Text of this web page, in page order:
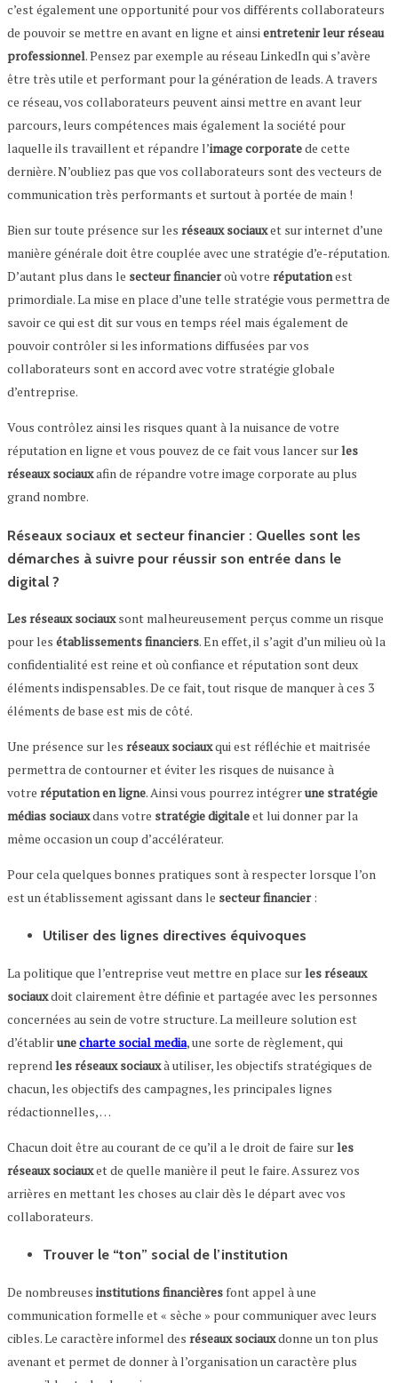
c’est également une opportunité pour vos différents collaborateurs
de pouvoir se mettre en avant en ligne et ainsientretenir leur réseau
professionnel. Pensez par exemple au réseau LinkedIn qui s’avère
être très utile et performant pour la génération de leads. A travers
ce réseau, vos collaborateurs peuvent ainsi mettre en avant leur
parcours, leurs compétences mais également la société pour
laquelle ils travaillent et répandre l’image corporatede cette
dernière. N’oubliez pas que vos collaborateurs sont des vecteurs de
communication très performants et surtout à portée de main !
Bien sur toute présence sur les réseaux sociauxet sur internet d’une
manière générale doit être couplée avec une stratégie d’e-réputation.
D’autant plus dans le secteur financieroù votre réputationest
primordiale. La mise en place d’une telle stratégie vous permettra de
savoir ce qui est dit sur vous en temps réel mais également de
pouvoir contrôler si les informations diffusées par vos
collaborateurs sont en accord avec votre stratégie globale
d’entreprise.
Vous contrôlez ainsi les risques quant à la nuisance de votre
réputation en ligne et vous pouvez de ce fait vous lancer surles
réseaux sociauxafin de répandre votre image corporate au plus
grand nombre.
Réseaux sociaux et secteur financier : Quelles sont les
démarches à suivre pour réussir son entrée dans le
digital ?
Les réseaux sociauxsont malheureusement perçus comme un risque
pour les établissements financiers. En effet, il s’agit d’un milieu où la
confidentialité est reine et où confiance et réputation sont deux
éléments indispensables. De ce fait, tout risque de manquer à ces 3
éléments de base est mis de côté.
Une présence sur les réseaux sociauxqui est réfléchie et maitrisée
permettra de contourner et éviter les risques de nuisance à
votre réputation en ligne. Ainsi vous pourrez intégrerune stratégie
médias sociauxdans votre stratégie digitaleet lui donner par la
même occasion un coup d’accélérateur.
Pour cela quelques bonnes pratiques sont à respecter lorsque l’on
est un établissement agissant dans le secteur financier:
Utiliser des lignes directives équivoques
La politique que l’entreprise veut mettre en place surles réseaux
sociauxdoit clairement être définie et partagée avec les personnes
concernées au sein de votre structure. La meilleure solution est
d’établirunecharte social media, une sorte de règlement, qui
reprend les réseaux sociauxà utiliser, les objectifs stratégiques de
chacun, les objectifs des campagnes, les principales lignes
rédactionnelles, …
Chacun doit être au courant de ce qu’il a le droit de faire surles
réseaux sociauxet de quelle manière il peut le faire. Assurez vos
arrières en mettant les choses au clair dès le départ avec vos
collaborateurs.
Trouver le “ton” social de l’institution
De nombreuses institutions financièresfont appel à une
communication formelle et « sèche » pour communiquer avec leurs
cibles. Le caractère informel des réseaux sociauxdonne un ton plus
avenant et permet de donner à l’organisation un caractère plus